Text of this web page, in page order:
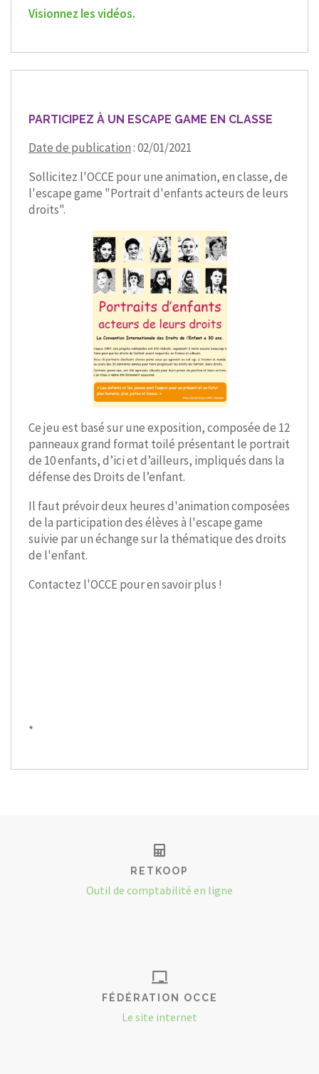
Visionnez les vidéos.
PARTICIPEZ À UN ESCAPE GAME EN CLASSE
Date de publication: 02/01/2021
Sollicitez l'OCCE pour une animation, en classe, de
l'escape game "Portrait d'enfants acteurs de leurs
droits".
Ce jeu est basé sur une exposition, composée de 12
panneaux grand format toilé présentant le portrait
de 10 enfants, d’ici et d’ailleurs, impliqués dans la
défense des Droits de l’enfant.
Il faut prévoir deux heures d'animation composées
de la participation des élèves à l'escape game
suivie par un échange sur la thématique des droits
de l'enfant.
Contactez l'OCCE pour en savoir plus !
*
RETKOOP
Outil de comptabilité en ligne
FÉDÉRATION OCCE
Le site internet